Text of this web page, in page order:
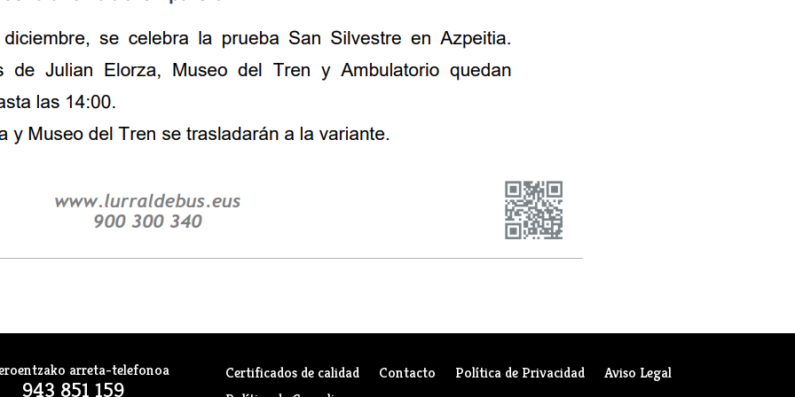
arreta-telefonoa
943 851 159
Certificados de calidad Contacto Política de Privacidad
Aviso Legal